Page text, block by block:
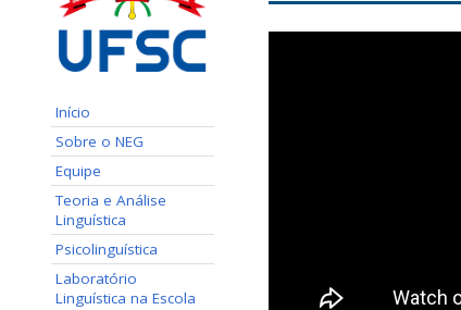
Início
Sobre o NEG
Equipe
Teoria e Análise
Linguística
Psicolinguística
Laboratório
Linguística na Escola